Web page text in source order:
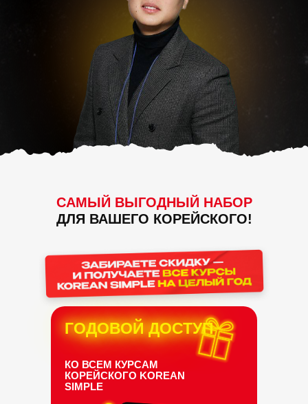
САМЫЙ ВЫГОДНЫЙ НАБОР
ДЛЯ ВАШЕГО КОРЕЙСКОГО!
ГОДОВОЙ ДОСТУП
КО ВСЕМ КУРСАМ
КОРЕЙСКОГО KOREAN
SIMPLE